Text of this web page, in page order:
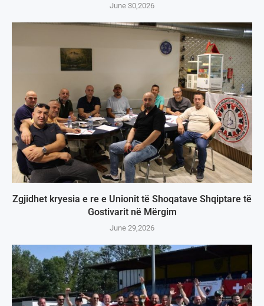
June 30,2026
Zgjidhet kryesia e re e Unionit të Shoqatave Shqiptare të
Gostivarit në Mërgim
June 29,2026